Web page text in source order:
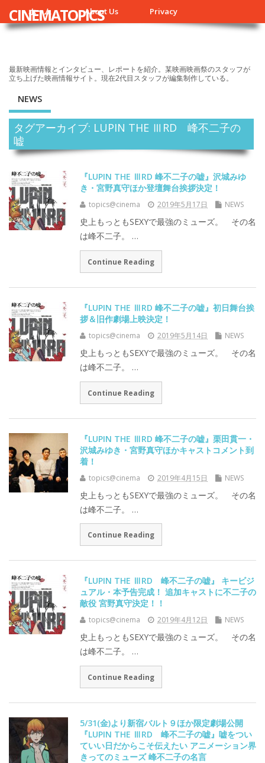
ホーム About Us Privacy
CINEMATOPICS
最新映画情報とインタビュー、レポートを紹介。某映画映画祭のスタッフが
立ち上げた映画情報サイト。現在2代目スタッフが編集制作している。
NEWS
タグアーカイブ: LUPIN THE ⅢRD 峰不二子の
嘘
『LUPIN THE ⅢRD 峰不二子の嘘』沢城みゆ
き・宮野真守ほか登壇舞台挨拶決定！
topics@cinema 2019年5月17日 NEWS
史上もっともSEXYで最強のミューズ。 その名
は峰不二子。 …
Continue Reading
『LUPIN THE ⅢRD 峰不二子の嘘』初日舞台挨
拶＆旧作劇場上映決定！
topics@cinema 2019年5月14日 NEWS
史上もっともSEXYで最強のミューズ。 その名
は峰不二子。 …
Continue Reading
『LUPIN THE ⅢRD 峰不二子の嘘』栗田貫一・
沢城みゆき・宮野真守ほかキャストコメント到
着！
topics@cinema 2019年4月15日 NEWS
史上もっともSEXYで最強のミューズ。 その名
は峰不二子。 …
Continue Reading
『LUPIN THE ⅢRD 峰不二子の嘘』 キービジ
ュアル・本予告完成！ 追加キャストに不二子の
敵役 宮野真守決定！！
topics@cinema 2019年4月12日 NEWS
史上もっともSEXYで最強のミューズ。 その名
は峰不二子。 …
Continue Reading
5/31(金)より新宿バルト９ほか限定劇場公開
『LUPIN THE ⅢRD 峰不二子の嘘』嘘をつい
ていい日だからこそ伝えたい アニメーション界
きってのミューズ 峰不二子の名言